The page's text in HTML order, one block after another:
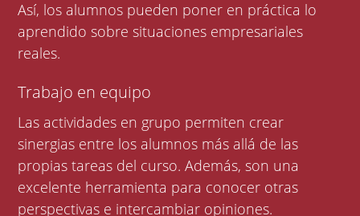
Así, los alumnos pueden poner en práctica lo
aprendido sobre situaciones empresariales
reales.
Trabajo en equipo
Las actividades en grupo permiten crear
sinergias entre los alumnos más allá de las
propias tareas del curso. Además, son una
excelente herramienta para conocer otras
perspectivas e intercambiar opiniones.